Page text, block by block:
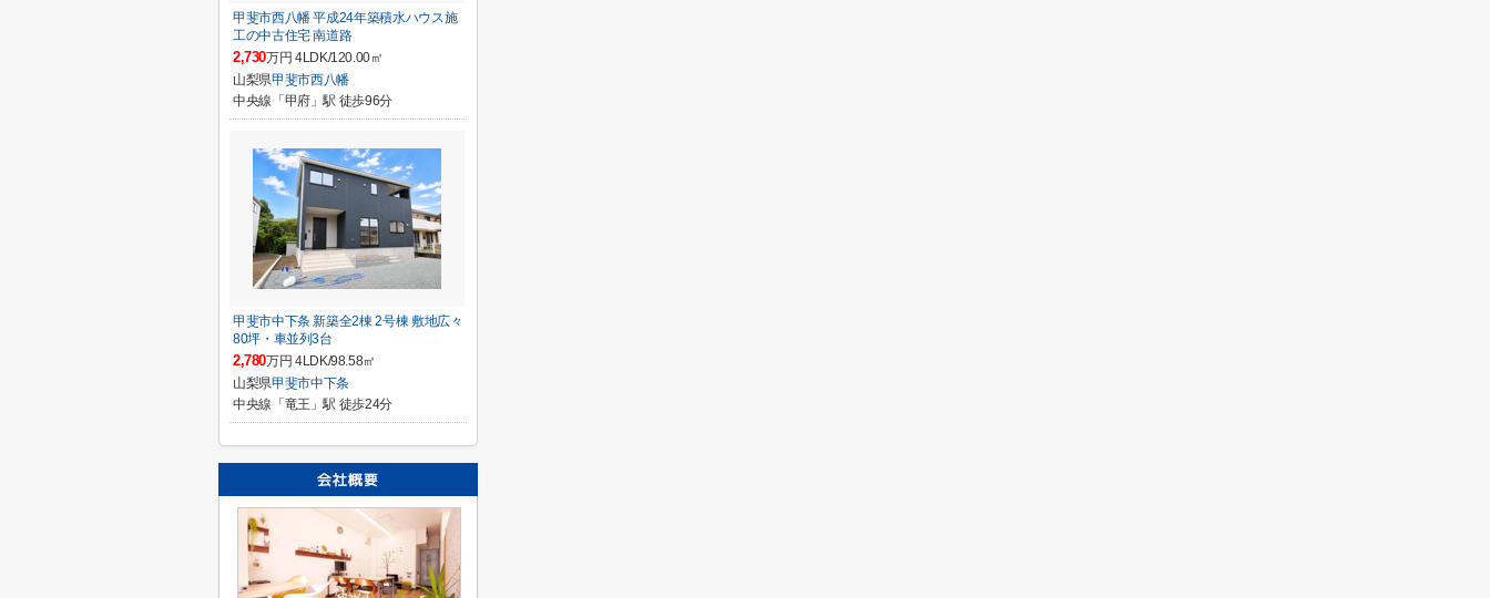
甲斐市西八幡 平成24年築積水ハウス施
工の中古住宅 南道路
2,730万円 4LDK/120.00㎡
山梨県甲斐市西八幡
中央線「甲府」駅 徒歩96分
甲斐市中下条 新築全2棟 2号棟 敷地広々
80坪・車並列3台
2,780万円 4LDK/98.58㎡
山梨県甲斐市中下条
中央線「竜王」駅 徒歩24分